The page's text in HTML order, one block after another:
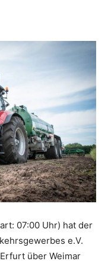
07:00 Uhr) hat der
e.V.
über Weimar